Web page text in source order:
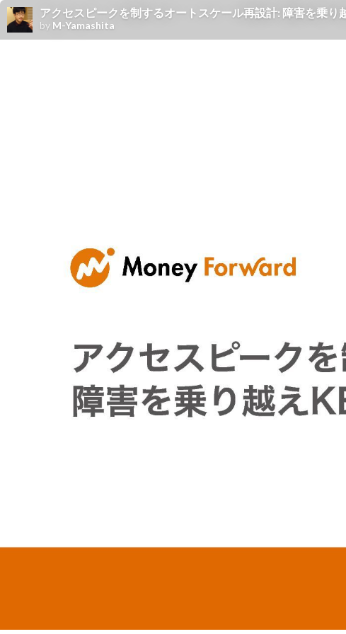
アクセスピークを制するオートスケール再設計: 障害を乗
by M-Yamashita